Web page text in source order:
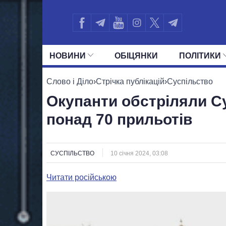
НОВИНИ ОБIЦЯНКИ ПОЛIТИКИ
УСІ ПОЛІТИКИ ПРЕЗИДЕНТ І ОФІС
Слово і Діло›Стрічка публікацій›Суспільство
Окупанти обстріляли
понад 70 прильотів
СУСПІЛЬСТВО 10 січня 2024, 03:08
Читати російською